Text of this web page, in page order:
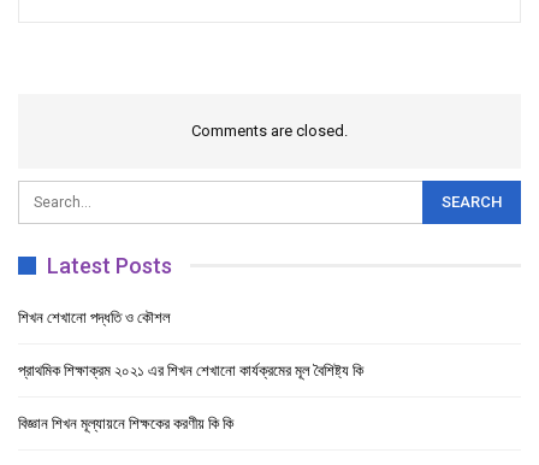
Comments are closed.
Latest Posts
শিখন শেখানো পদ্ধতি ও কৌশল
প্রাথমিক শিক্ষাক্রম ২০২১ এর শিখন শেখানো কার্যক্রমের মূল বৈশিষ্ট্য কি
বিজ্ঞান শিখন মূল্যায়নে শিক্ষকের করণীয় কি কি